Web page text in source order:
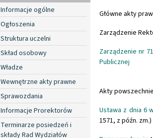
Informacje ogólne
Ogłoszenia
Struktura uczelni
Skład osobowy
Władze
Wewnętrzne akty prawne
Sprawozdania
Informacje Prorektorów
Terminarze posiedzeń i
składy Rad Wydziałów
Główne akty
Zarządzenie
Zarządzenie nr
Publicznej
Akty
Ustawa z dnia 6
1571, z późn. zm.)